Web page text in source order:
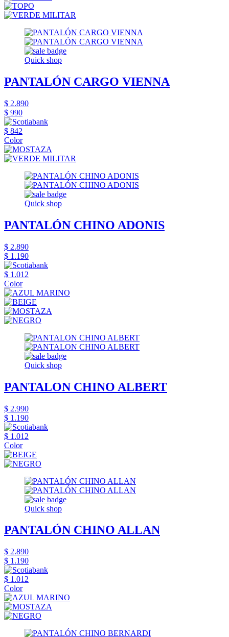
Quick shop
PANTALÓN CARGO VIENNA
$ 2.890
$ 990
$ 842
Color
Quick shop
PANTALÓN CHINO ADONIS
$ 2.890
$ 1.190
$ 1.012
Color
Quick shop
PANTALON CHINO ALBERT
$ 2.990
$ 1.190
$ 1.012
Color
Quick shop
PANTALÓN CHINO ALLAN
$ 2.890
$ 1.190
$ 1.012
Color